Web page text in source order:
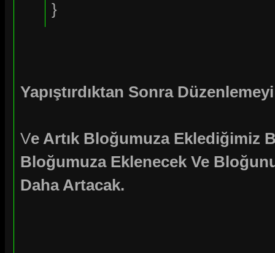
}
Yapıştırdıktan Sonra
Ve Artık Bloğumuza Eklediğimiz
Bloğumuza Eklenecek Ve
Daha Artacak.